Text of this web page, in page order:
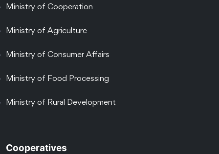
Ministry of Cooperation
Ministry of Agriculture
Ministry of Consumer Affairs
Ministry of Food Processing
Ministry of Rural Development
Cooperatives